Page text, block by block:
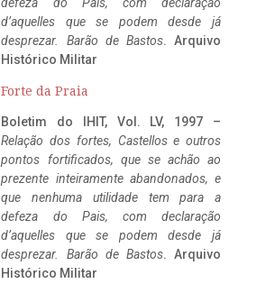
d’aquelles que se podem desde já
desprezar. Barão de Bastos. Arquivo
Histórico Militar
Forte da Praia
Boletim do IHIT, Vol. LV, 1997 –
Relação dos fortes, Castellos e outros
pontos fortificados, que se achão ao
prezente inteiramente abandonados, e
que nenhuma utilidade tem para a
defeza do Pais, com declaração
d’aquelles que se podem desde já
desprezar. Barão de Bastos. Arquivo
Histórico Militar